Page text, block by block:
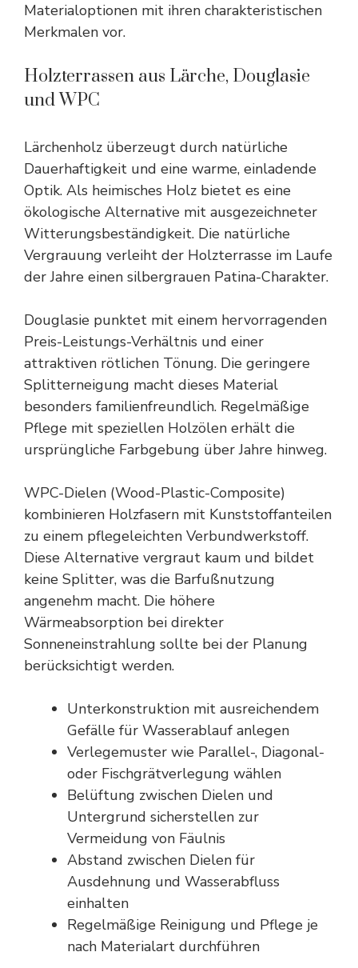
Materialoptionen mit ihren charakteristischen
Merkmalen vor.
Holzterrassen aus Lärche, Douglasie
und WPC
Lärchenholz überzeugt durch natürliche
Dauerhaftigkeit und eine warme, einladende
Optik. Als heimisches Holz bietet es eine
ökologische Alternative mit ausgezeichneter
Witterungsbeständigkeit. Die natürliche
Vergrauung verleiht der Holzterrasse im Laufe
der Jahre einen silbergrauen Patina-Charakter.
Douglasie punktet mit einem hervorragenden
Preis-Leistungs-Verhältnis und einer
attraktiven rötlichen Tönung. Die geringere
Splitterneigung macht dieses Material
besonders familienfreundlich. Regelmäßige
Pflege mit speziellen Holzölen erhält die
ursprüngliche Farbgebung über Jahre hinweg.
WPC-Dielen (Wood-Plastic-Composite)
kombinieren Holzfasern mit Kunststoffanteilen
zu einem pflegeleichten Verbundwerkstoff.
Diese Alternative vergraut kaum und bildet
keine Splitter, was die Barfußnutzung
angenehm macht. Die höhere
Wärmeabsorption bei direkter
Sonneneinstrahlung sollte bei der Planung
berücksichtigt werden.
Unterkonstruktion mit ausreichendem
Gefälle für Wasserablauf anlegen
Verlegemuster wie Parallel-, Diagonal-
oder Fischgrätverlegung wählen
Belüftung zwischen Dielen und
Untergrund sicherstellen zur
Vermeidung von Fäulnis
Abstand zwischen Dielen für
Ausdehnung und Wasserabfluss
einhalten
Regelmäßige Reinigung und Pflege je
nach Materialart durchführen